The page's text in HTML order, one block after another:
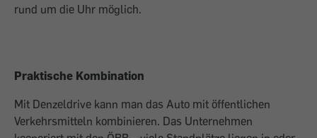
rund um die Uhr möglich.
Praktische Kombination
Mit Denzeldrive kann man das Auto mit öffentlichen
Verkehrsmitteln kombinieren. Das Unternehmen